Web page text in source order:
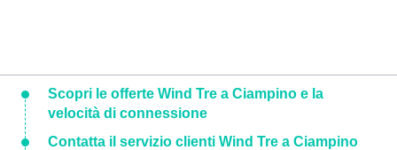
Scopri le offerte Wind Tre a Ciampino e la
velocità di connessione
Contatta il servizio clienti Wind Tre a Ciampino